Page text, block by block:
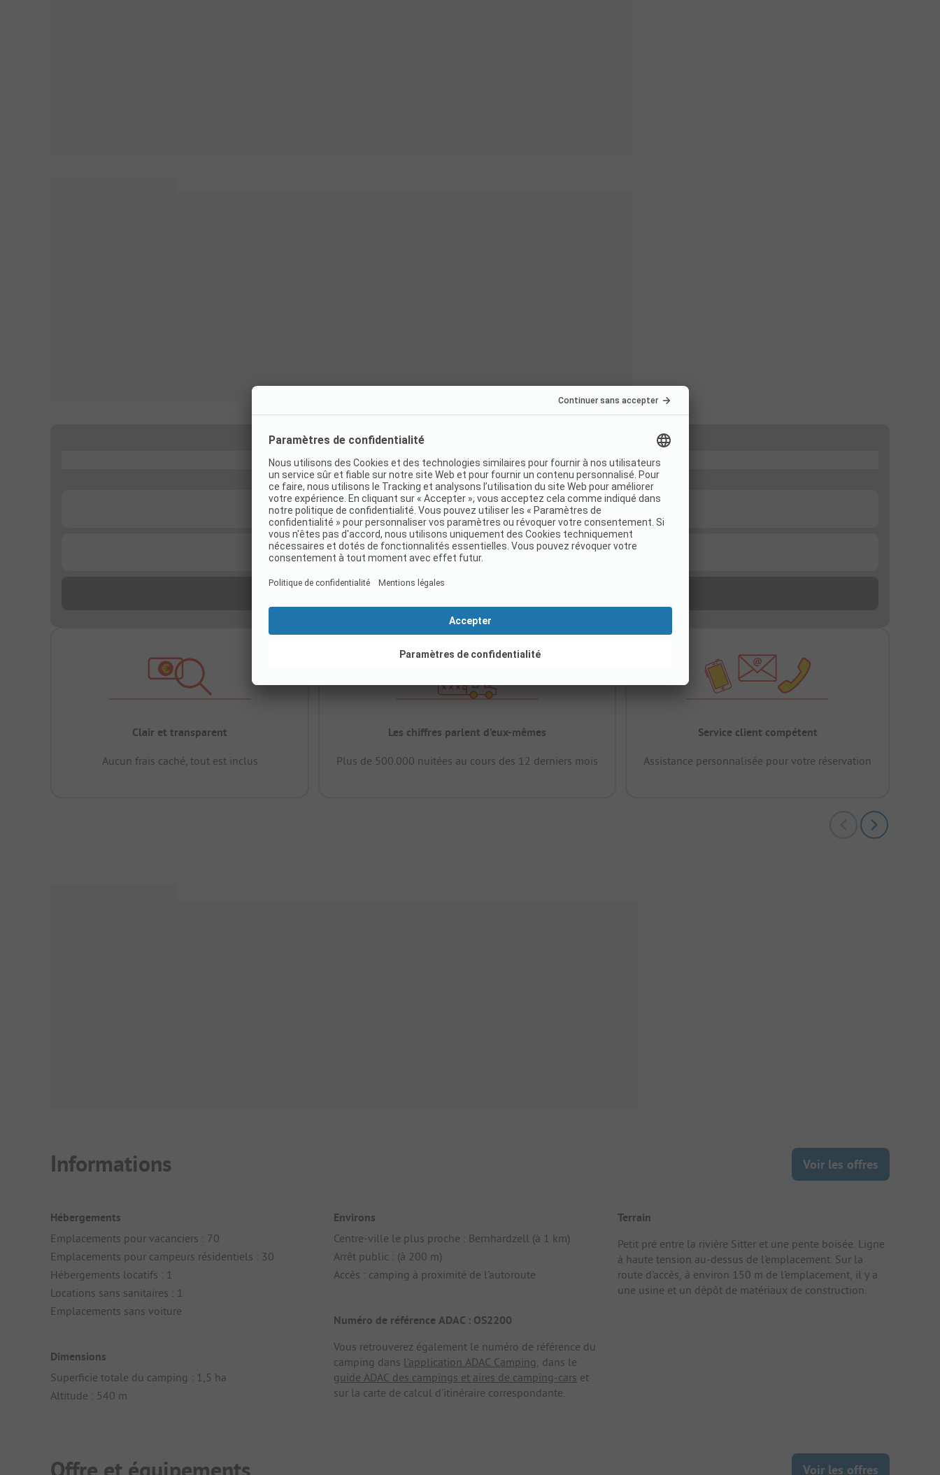
Clair et transparent
Aucun frais caché, tout est inclus
Les chiffres parlent d’eux-mêmes
Plus de 500.000 nuitées au cours des 12 derniers mois
Service client compétent
Assistance personnalisée pour votre réservation
Informations Voir les offres
Hébergements
Emplacements pour vacanciers : 70
Emplacements pour campeurs résidentiels : 30
Hébergements locatifs : 1
Locations sans sanitaires : 1
Emplacements sans voiture
Dimensions
Superficie totale du camping : 1,5 ha
Altitude : 540 m
Environs
Centre-ville le plus proche : Bernhardzell (à 1 km)
Arrêt public : (à 200 m)
Accès : camping à proximité de l'autoroute
Numéro de référence ADAC : OS2200
Vous retrouverez également le numéro de référence du
camping dans l'application ADAC Camping, dans le
guide ADAC des campings et aires de camping-cars et
sur la carte de calcul d'itinéraire correspondante.
Terrain
Petit pré entre la rivière Sitter et une pente boisée. Ligne
à haute tension au-dessus de l'emplacement. Sur la
route d'accès, à environ 150 m de l'emplacement, il y a
une usine et un dépôt de matériaux de construction.
Voir les offres